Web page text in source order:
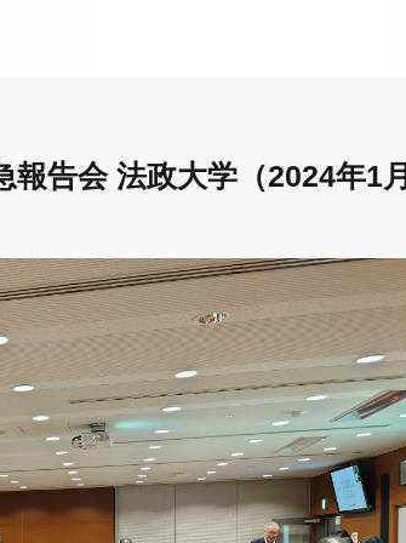
報告会 法政大学（2024年1月